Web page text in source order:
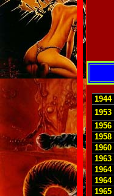
1944
1953
1956
1958
1960
1963
1964
1964
1965